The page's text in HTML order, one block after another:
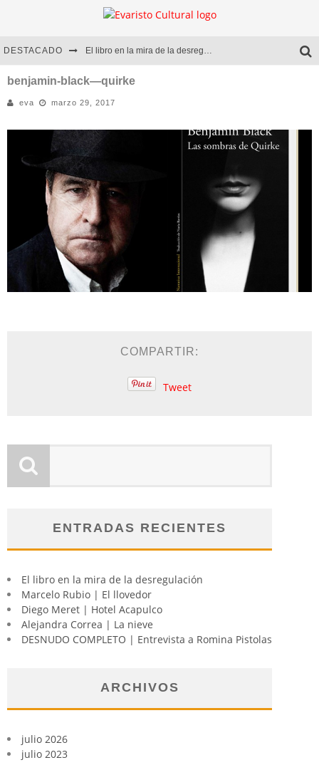
DESTACADO El libro en la mira de la desregulación
Marcelo Rubio | El llovedor
Diego Meret | Hotel Acapulco
Alejandra Correa | La nieve
benjamin-black—quirke
eva marzo 29, 2017
COMPARTIR:
Tweet
ENTRADAS RECIENTES
El libro en la mira de la desregulación
Marcelo Rubio | El llovedor
Diego Meret | Hotel Acapulco
Alejandra Correa | La nieve
DESNUDO COMPLETO | Entrevista a Romina Pistolas
ARCHIVOS
julio 2026
julio 2023